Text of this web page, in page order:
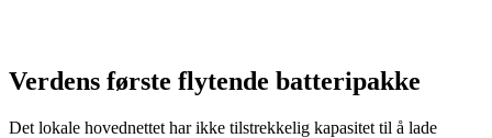
Verdens første flytende batteripakke
Det lokale hovednettet har ikke tilstrekkelig kapasitet til å lade